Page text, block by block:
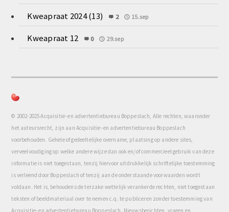
Kweapraat 2024 (13) 2 15.sep
Kweapraat 12 0 29.sep
© 2002-2025 Acquisitie- en advertentiebureau Boppeslach, Alle rechten, waaronder
het auteursrecht, zijn aan Acquisitie- en advertentiebureau Boppeslach
voorbehouden. Gehele of gedeeltelijke overname, plaatsing op andere sites,
verveelvoudiging op welke andere wijze dan ook en/of commercieel gebruik van deze
informatie is niet toegestaan, tenzij hiervoor uitdrukkelijk schriftelijke toestemming
is verleend door Boppeslach of tenzij aan de onderstaande voorwaarden wordt
voldaan. Het is, behoudens de terzake wettelijk verankerde rechten, niet toegestaan
teksten of beeldmateriaal over te nemen c.q. te publiceren zonder toestemming van
Acquisitie- en advertentiebureau Boppeslach. Nieuwsberichten, vragen en